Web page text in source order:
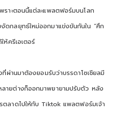
ราะตอนนี้แต่ละแพลตฟอร์มบนโลก
ดกลยุทธ์ใหม่ออกมาแข่งขันกันใน “ศึก
ห้ครีเอเตอร์
งที่ผ่านมาต้องยอมรับว่าบรรดาโซเชียลมี
ายต่างก็ออกมาพยายามปรับตัว หลัง
ตลาดไปให้กับ Tiktok แพลตฟอร์มเจ้า